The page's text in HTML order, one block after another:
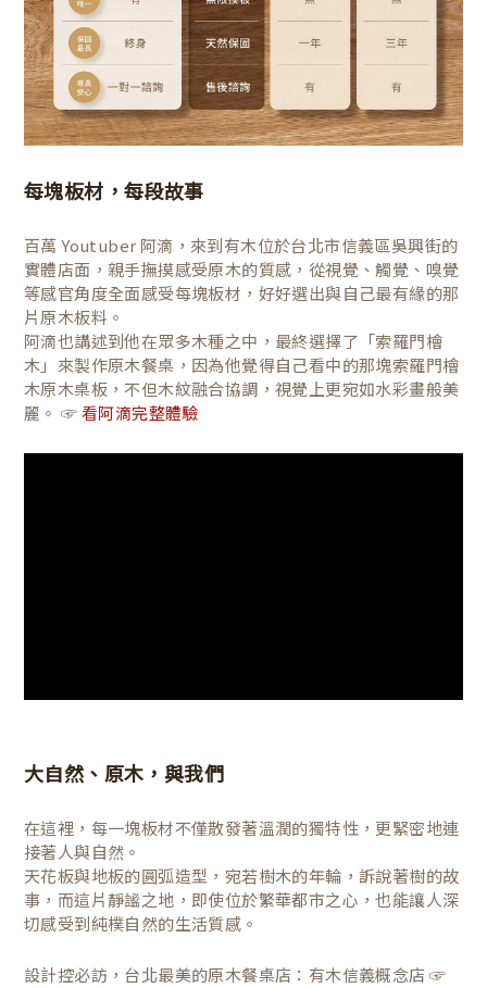
每塊板材，每段故事
百萬 Youtuber 阿滴，來到有木位於台北市信義區吳興街的
實體店面，親手撫摸感受原木的質感，從視覺、觸覺、嗅覺
等感官角度全面感受每塊板材，好好選出與自己最有緣的那
片原木板料。
阿滴也講述到他在眾多木種之中，最終選擇了「索羅門檜
木」來製作原木餐桌，因為他覺得自己看中的那塊索羅門檜
木原木桌板，不但木紋融合協調，視覺上更宛如水彩畫般美
麗。 ☞ 看阿滴完整體驗
大自然、原木，與我們
在這裡，每一塊板材不僅散發著溫潤的獨特性，更緊密地連
接著人與自然。
天花板與地板的圓弧造型，宛若樹木的年輪，訴說著樹的故
事，而這片靜謐之地，即使位於繁華都市之心，也能讓人深
切感受到純樸自然的生活質感。
設計控必訪，台北最美的原木餐桌店：有木信義概念店 ☞